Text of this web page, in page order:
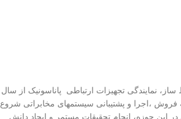
نمایندگی تجهیزات ارتباطی پاناسونیک از سال
فروش ،اجرا و پشتیبانی سیستمهای مخابراتی شروع
این حوزه، انجام تحقیقات مستمر و ایجاد دانش